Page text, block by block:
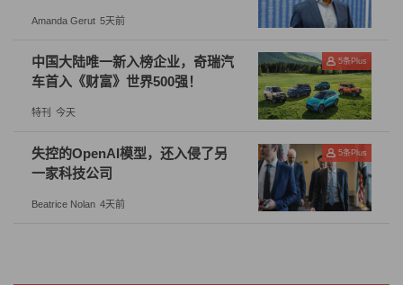
本内容为作者独立观点，不代表财富中文网立场。未经允
许不得转载。
编辑：王昉
Amanda Gerut 5天前
5条Plus
特刊 今天
中国大陆唯一新入榜企业，奇瑞汽
车首入《财富》世界500强！
5条Plus
Beatrice Nolan 4天前
失控的OpenAI模型，还入侵了另
一家科技公司